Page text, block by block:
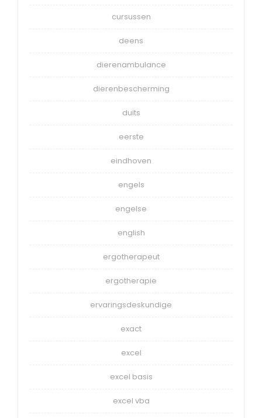
cursussen
deens
dierenambulance
dierenbescherming
duits
eerste
eindhoven
engels
engelse
english
ergotherapeut
ergotherapie
ervaringsdeskundige
exact
excel
excel basis
excel vba